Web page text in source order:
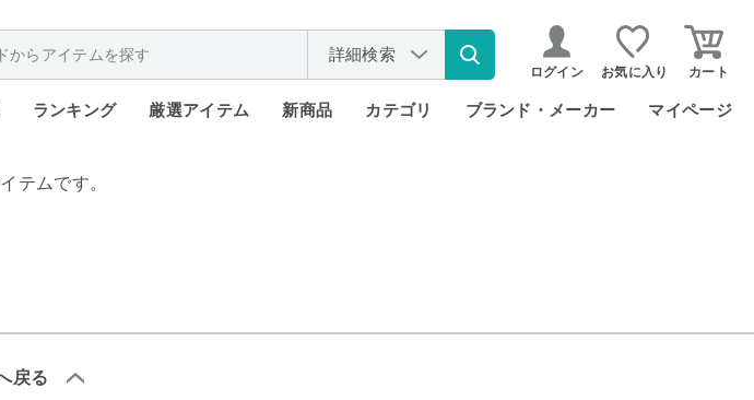
詳細検索
ログイン お気に入り カート
ランキング 厳選アイテム 新商品 カテゴリ ブランド・メーカー マイページ
テムです。
戻る